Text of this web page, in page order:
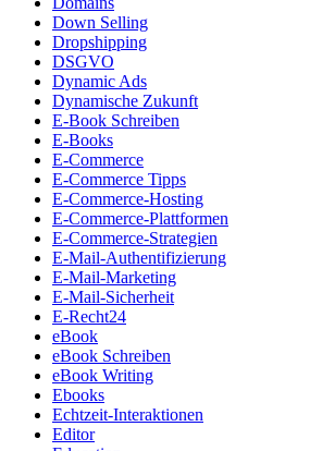
Down Selling
Dropshipping
DSGVO
Dynamic Ads
Dynamische Zukunft
E-Book Schreiben
E-Books
E-Commerce
E-Commerce Tipps
E-Commerce-Hosting
E-Commerce-Plattformen
E-Commerce-Strategien
E-Mail-Authentifizierung
E-Mail-Marketing
E-Mail-Sicherheit
E-Recht24
eBook
eBook Schreiben
eBook Writing
Ebooks
Echtzeit-Interaktionen
Editor